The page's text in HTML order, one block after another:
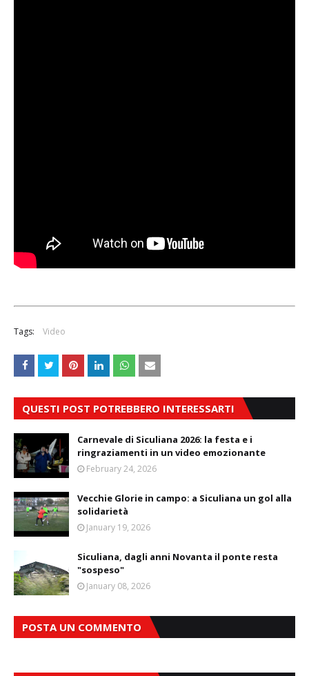
Tags: Video
QUESTI POST POTREBBERO INTERESSARTI
Carnevale di Siculiana 2026: la festa e i
ringraziamenti in un video emozionante
February 24, 2026
Vecchie Glorie in campo: a Siculiana un gol alla
solidarietà
January 19, 2026
Siculiana, dagli anni Novanta il ponte resta
"sospeso"
January 08, 2026
POSTA UN COMMENTO